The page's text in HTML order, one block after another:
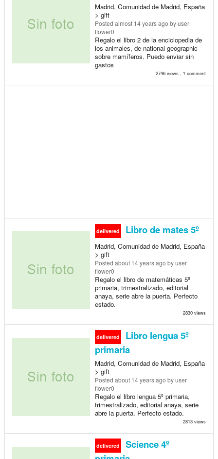
Madrid, Comunidad de Madrid, España
> gift
Posted almost 14 years ago by user
flower0
Regalo el libro 2 de la enciclopedia de
los animales, de national geographic
sobre mamíferos. Puedo enviar sin
gastos
2746 views , 1 comment
delivered Libro de mates 5º
Madrid, Comunidad de Madrid, España
> gift
Posted about 14 years ago by user
flower0
Regalo el libro de matemáticas 5º
primaria, trimestralizado, editorial
anaya, serie abre la puerta. Perfecto
estado.
2830 views
delivered
Libro lengua 5º
primaria
Madrid, Comunidad de Madrid, España
> gift
Posted about 14 years ago by user
flower0
Regalo el libro lengua 5º primaria,
trimestralizado, editorial anaya, serie
abre la puerta. Perfecto estado.
2813 views
delivered
Science 4º